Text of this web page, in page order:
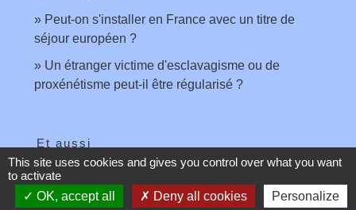
Peut-on s'installer en France avec un titre de
séjour européen ?
Un étranger victime d'esclavagisme ou de
proxénétisme peut-il être régularisé ?
Et aussi
Séjour en France de la famille d'un citoyen
européen
This site uses cookies and gives you control over what you want
to activate
OK, accept all
Deny all cookies Personalize